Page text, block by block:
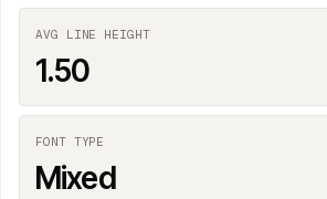
AVG LINE HEIGHT
1.50
FONT TYPE
Mixed